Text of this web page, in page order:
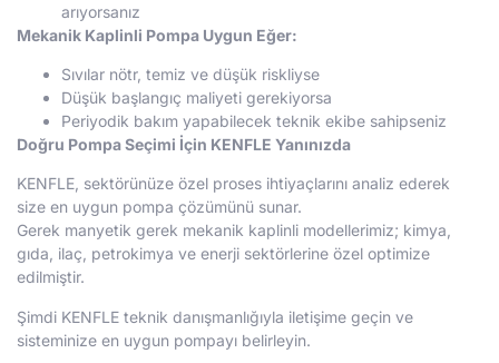
arıyorsanız
Mekanik Kaplinli Pompa Uygun Eğer:
Sıvılar nötr, temiz ve düşük riskliyse
Düşük başlangıç maliyeti gerekiyorsa
Periyodik bakım yapabilecek teknik ekibe sahipseniz
Doğru Pompa Seçimi İçin KENFLE Yanınızda
KENFLE, sektörünüze özel proses ihtiyaçlarını analiz ederek
size en uygun pompa çözümünü sunar.
Gerek manyetik gerek mekanik kaplinli modellerimiz; kimya,
gıda, ilaç, petrokimya ve enerji sektörlerine özel optimize
edilmiştir.
Şimdi KENFLE teknik danışmanlığıyla iletişime geçin ve
sisteminize en uygun pompayı belirleyin.